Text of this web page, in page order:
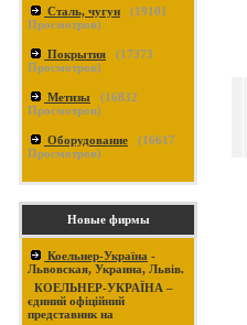
Сталь, чугун (19101
Просмотров)
Покрытия (17373
Просмотров)
Метизы (16832
Просмотров)
Оборудование (16617
Просмотров)
Новые фирмы
Коельнер-Україна -
Львовская, Украина, Львів.
КОЕЛЬНЕР-УКРАЇНА –
єдиний офіційний
представник на